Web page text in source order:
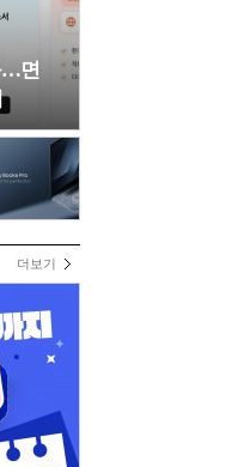
…면
더보기